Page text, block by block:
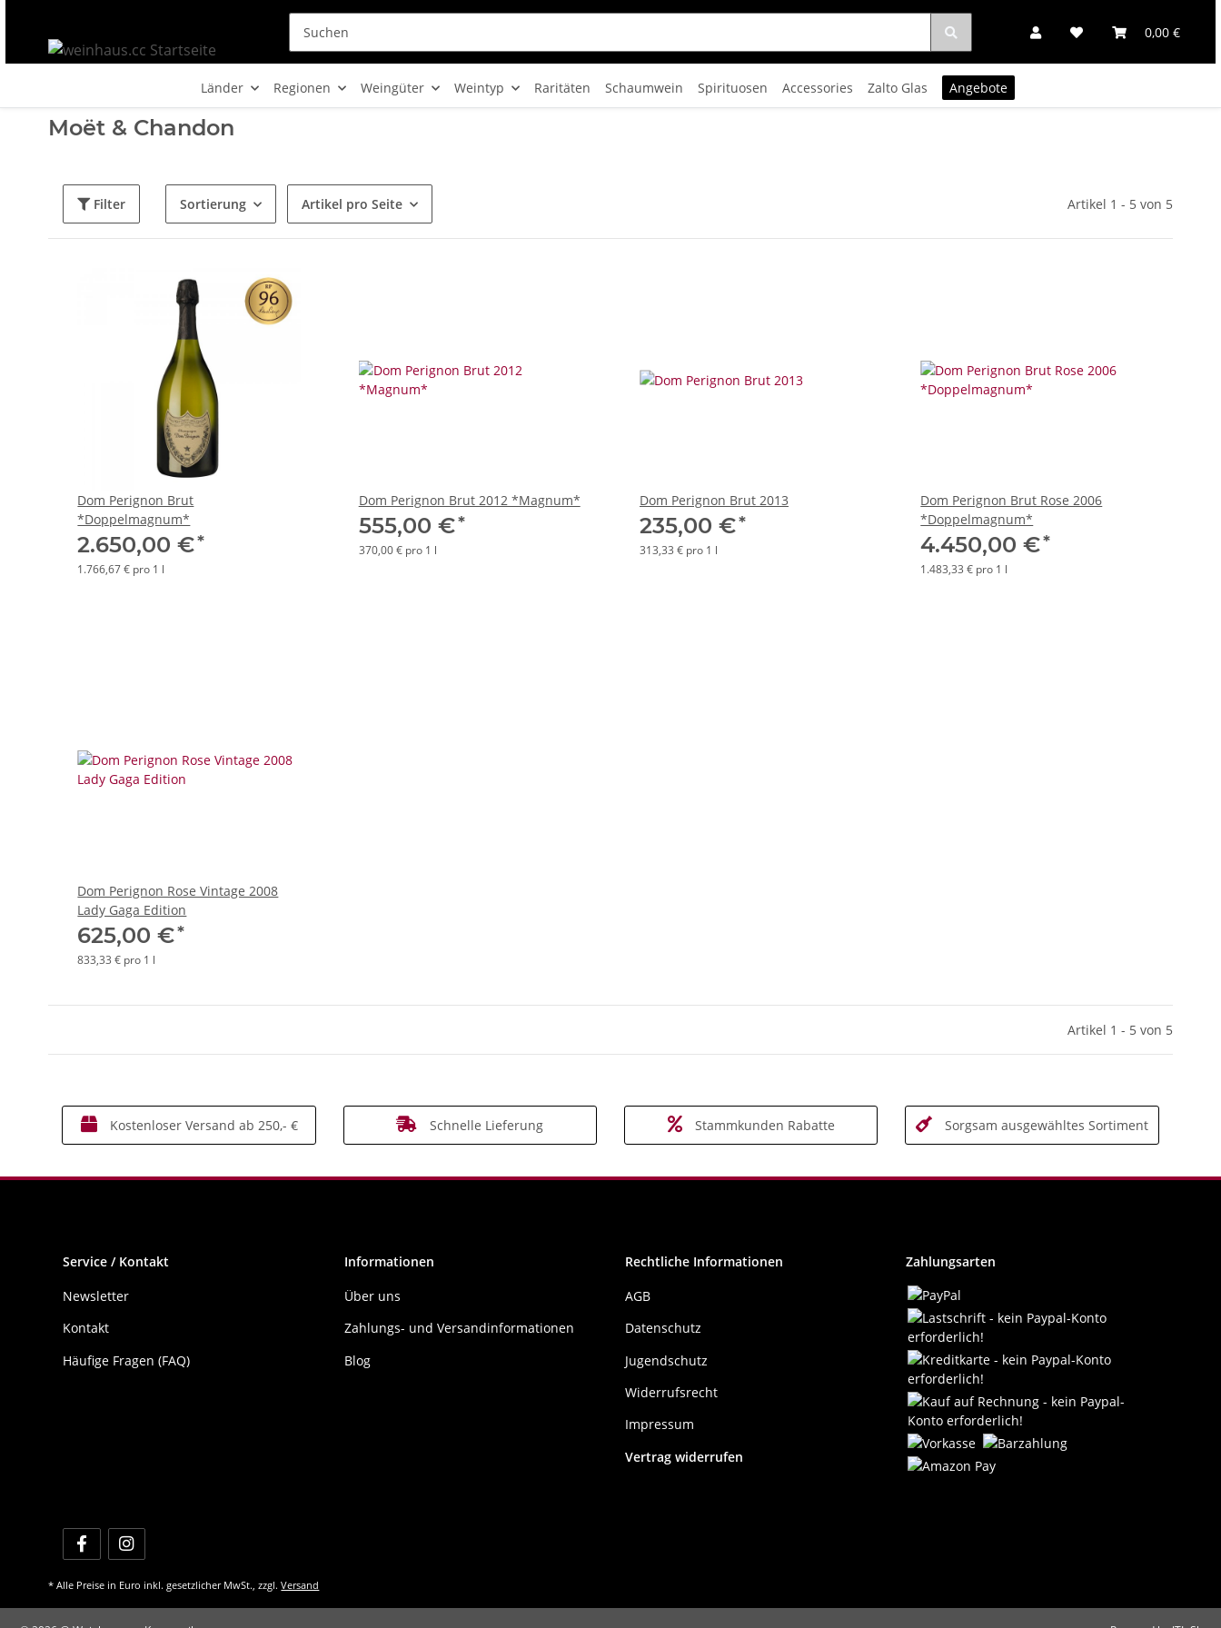
0,00 €
Länder Regionen Weingüter Weintyp Raritäten Schaumwein Spirituosen Accessories Zalto Glas Angebote
Moët & Chandon
Filter Sortierung Artikel pro Seite Artikel 1 - 5 von 5
Dom Perignon Brut
*Doppelmagnum*
2.650,00 €*
1.766,67 € pro 1 l
Dom Perignon Brut 2012 *Magnum*
555,00 €*
370,00 € pro 1 l
Dom Perignon Brut 2013
235,00 €*
313,33 € pro 1 l
Dom Perignon Brut Rose 2006
*Doppelmagnum*
4.450,00 €*
1.483,33 € pro 1 l
Dom Perignon Rose Vintage 2008
Lady Gaga Edition
625,00 €*
833,33 € pro 1 l
Artikel 1 - 5 von 5
Kostenloser Versand ab 250,- € Schnelle Lieferung Stammkunden Rabatte Sorgsam ausgewähltes Sortiment
Service / Kontakt
Newsletter
Kontakt
Häufige Fragen (FAQ)
Informationen
Über uns
Zahlungs- und Versandinformationen
Blog
Rechtliche Informationen
AGB
Datenschutz
Jugendschutz
Widerrufsrecht
Impressum
Vertrag widerrufen
Zahlungsarten
* Alle Preise in Euro inkl. gesetzlicher MwSt., zzgl.Versand